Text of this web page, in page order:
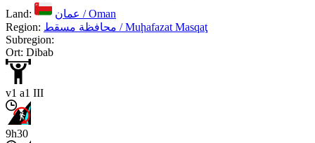
Land:
عمان / Oman
Region:
محافظة مسقط / Muḩafazat Masqaţ
Subregion:
Ort: Dibab
v1 a1 III
9h30